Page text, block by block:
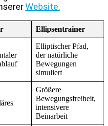
Website.
Ellipsentrainer
Elliptischer Pfad,
der natürliche
Bewegungen
simuliert
Größere
Bewegungsfreiheit,
intensivere
Beinarbeit